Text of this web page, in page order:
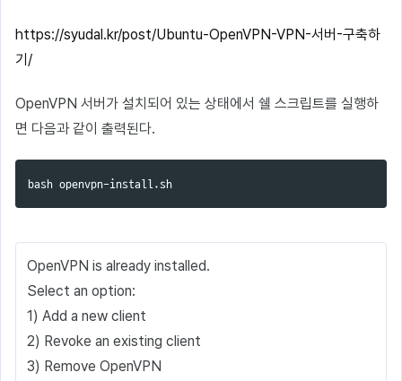
https://syudal.kr/post/Ubuntu-OpenVPN-VPN-서버-구축하
기/
OpenVPN 서버가 설치되어 있는 상태에서 쉘 스크립트를 실행하
면 다음과 같이 출력된다.
OpenVPN is already installed.
Select an option:
1) Add a new client
2) Revoke an existing client
3) Remove OpenVPN